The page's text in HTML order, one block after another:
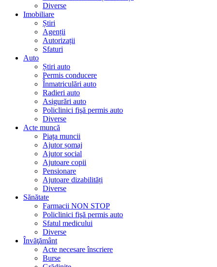
Diverse
Imobiliare
Știri
Agenții
Autorizații
Sfaturi
Auto
Știri auto
Permis conducere
Înmatriculări auto
Radieri auto
Asigurări auto
Policlinici fişă permis auto
Diverse
Acte muncă
Piața muncii
Ajutor șomaj
Ajutor social
Ajutoare copii
Pensionare
Ajutoare dizabilități
Diverse
Sănătate
Farmacii NON STOP
Policlinici fişă permis auto
Sfatul medicului
Diverse
Învăţământ
Acte necesare înscriere
Burse